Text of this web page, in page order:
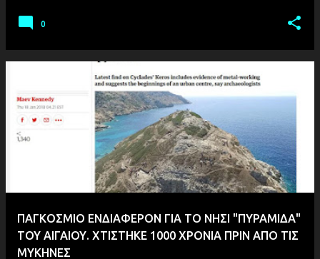
0
ΠΑΓΚΟΣΜΙΟ ΕΝΔΙΑΦΕΡΟΝ ΓΙΑ ΤΟ ΝΗΣΙ "ΠΥΡΑΜΙΔΑ"
ΤΟΥ ΑΙΓΑΙΟΥ. ΧΤΙΣΤΗΚΕ 1000 ΧΡΟΝΙΑ ΠΡΙΝ ΑΠΟ ΤΙΣ
ΜΥΚΗΝΕΣ